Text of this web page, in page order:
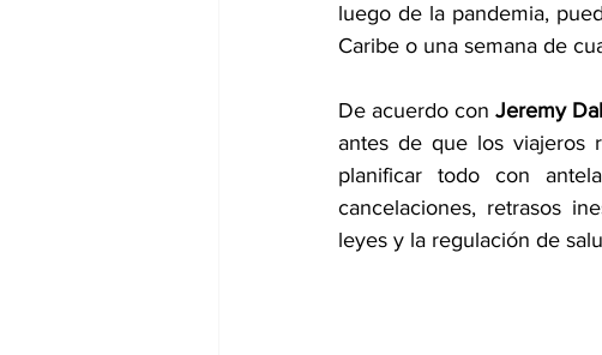
luego de la pandemia,
Caribe o una semana de
De acuerdo con Jeremy
antes de que los viajeros
planificar todo con
cancelaciones, retrasos
leyes y la regulación de